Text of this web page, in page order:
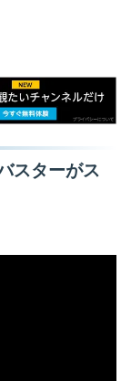
スターがス